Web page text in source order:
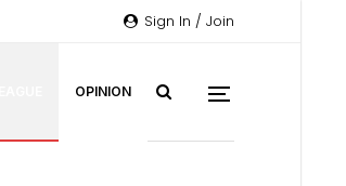
Sign In / Join
OPINION